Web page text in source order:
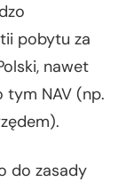
pobytu za
nawet
NAV (np.
do zasady